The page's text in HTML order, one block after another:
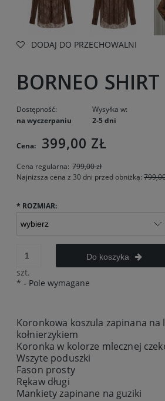
DODAJ DO PRZECHOWALNI
BORNEO SHIRT
Dostępność:
na wyczerpaniu
Wysyłka w:
2-5 dni
Cena: 399,00 ZŁ
Cena regularna: 799,00 zł
Najniższa cena z 30 dni przed obniżką:
* ROZMIAR:
szt.
Do koszyka
* - Pole wymagane
Koronkowa koszula zapinana na
kołnierzykiem
Koronka w kolorze mlecznej
Wszyte poduszki
Fason prosty
Rękaw długi
Mankiety zapinane na guziki